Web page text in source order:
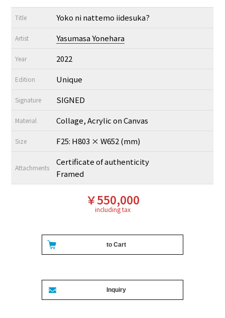
Title Yoko ni nattemo iidesuka?
Artist Yasumasa Yonehara
Year 2022
Edition Unique
Signature SIGNED
Material Collage, Acrylic on Canvas
Size F25: H803 × W652 (mm)
Attachments
Certificate of authenticity
Framed
￥550,000
including tax